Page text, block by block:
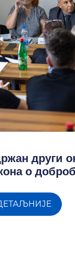
други
о